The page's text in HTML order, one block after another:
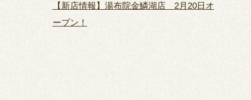
【新店情報】湯布院金鱗湖店 2月20日オ
ープン！